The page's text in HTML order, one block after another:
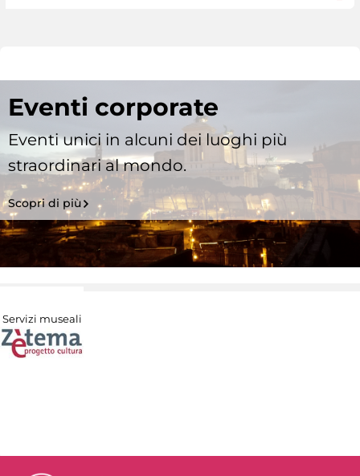
Eventi corporate
Eventi unici in alcuni dei luoghi più
straordinari al mondo.
Scopri di più
Servizi museali